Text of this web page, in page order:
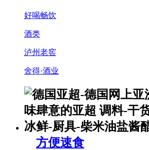
好喝畅饮
酒类
泸州老窖
舍得·酒业
方便速食